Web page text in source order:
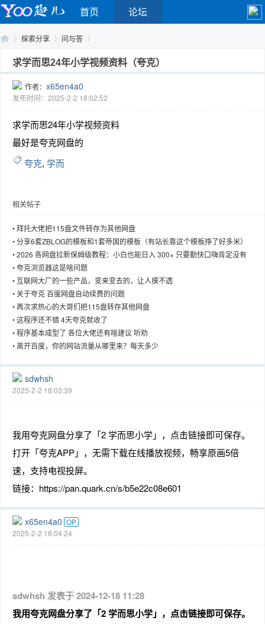
首页 论坛
探索分享
›
问与答
求学而思24年小学视频资料（夸克）
作者： x65en4a0
发布时间：2025-2-2 18:02:52
求学而思24年小学视频资料
最好是夸克网盘的
夸克, 学而
相关帖子
•拜托大佬把115盘文件转存为其他网盘
•分享6套ZBLOG的模板和1套帝国的模板（有站长靠这个模板挣了好多米）
•2026 各网盘拉新保姆级教程：小白也能日入 300+ 只要勤快口嗨肯定没有
•夸克浏览器这是啥问题
• 互联网大厂的一些产品，变来变去的，让人摸不透
•关于夸克 百度网盘自动续费的问题
•再次求热心的大哥们把115盘转存其他网盘
•这程序还不错 4天夸克就收了
•程序基本成型了 各位大佬还有啥建议 听劝
•离开百度，你的网站流量从哪里来？每天多少
sdwhsh
2025-2-2 18:03:39
我用夸克网盘分享了「2 学而思小学」，点击链接即可保存。
打开「夸克APP」，无需下载在线播放视频，畅享原画5倍
速，支持电视投屏。
链接：https://pan.quark.cn/s/b5e22c08e601
x65en4a0 OP
2025-2-2 18:04:24
sdwhsh 发表于 2024-12-18 11:28
我用夸克网盘分享了「2 学而思小学」，点击链接即可保存。